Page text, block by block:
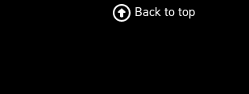
Back to top